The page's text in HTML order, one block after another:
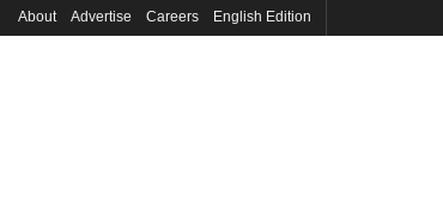
About Advertise Careers English Edition